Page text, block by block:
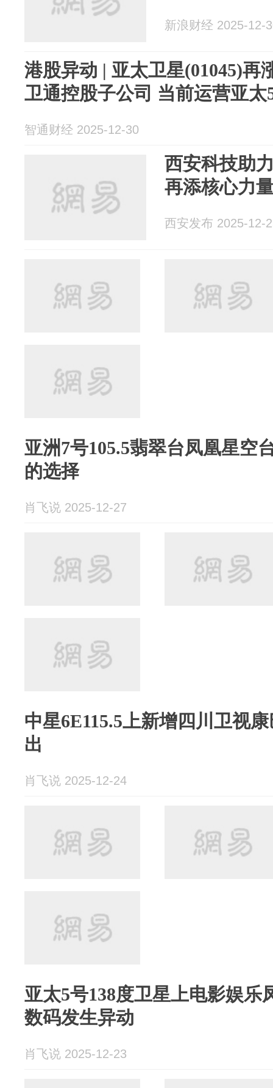
新浪财经 2025-12-
港股异动 | 亚太卫星(01045)再
卫通控股子公司 当前运营亚太
智通财经 2025-12-30
西安科技助
再添核心力
西安发布 2025-12-
亚洲7号105.5翡翠台凤凰星空
的选择
肖飞说 2025-12-27
中星6E115.5上新增四川卫视
出
肖飞说 2025-12-24
亚太5号138度卫星上电影娱乐
数码发生异动
肖飞说 2025-12-23